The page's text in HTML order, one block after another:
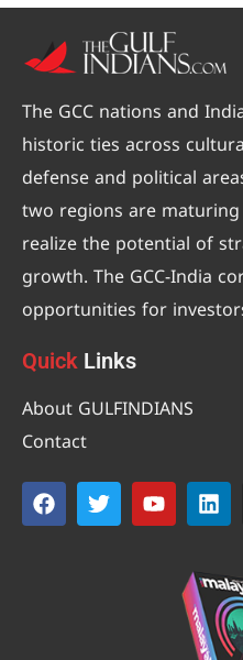
The GCC nations and
historic ties across
defense and political
two regions are
realize the potential of
growth. The GCC-India
opportunities for
Quick Links
About GULFINDIANS
Contact